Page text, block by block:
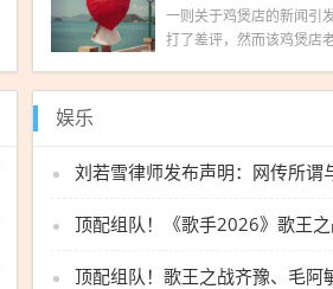
一则关于鸡煲店的新闻引
打了差评，然而该鸡煲店
娱乐
顶配组队！《歌手2026》歌王
顶配组队！歌王之战齐豫、毛阿